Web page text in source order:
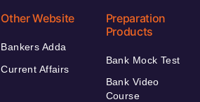
Other Website
Bankers Adda
Current Affairs
Preparation
Products
Bank Mock Test
Bank Video
Course